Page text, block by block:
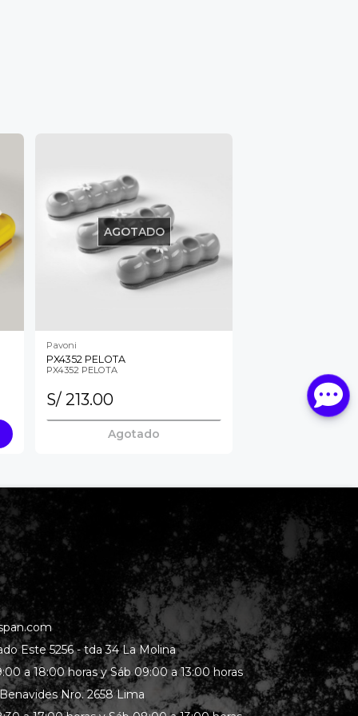
AGOTADO
Pavoni
PX4352 PELOTA
PX4352 PELOTA
S/ 213.00
Agotado
Este 5256 - tda 34 La Molina
a 18:00 horas y Sáb 09:00 a 13:00 horas
Nro. 2658 Lima